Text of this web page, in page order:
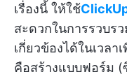
เรื่องนี้ ให้ใช้
สะดวกในการรวบร
เกี่ยวข้องได้ในเวล
คือสร้างแบบฟอร์ม (